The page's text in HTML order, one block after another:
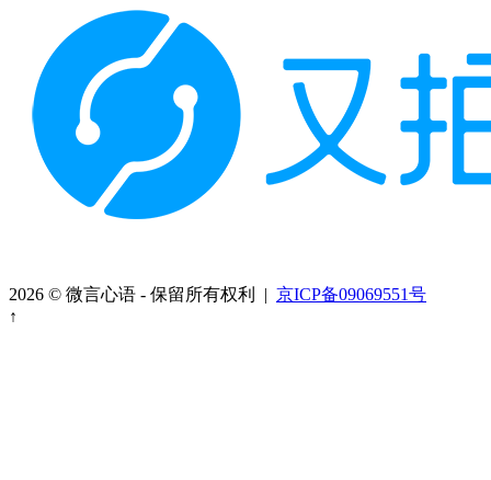
2026 © 微言心语 - 保留所有权利 | 京ICP备09069551号
↑